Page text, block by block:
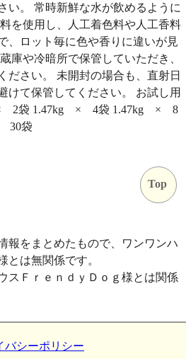
い。 常時新鮮な水が飲めるように
を使用し、人工着色料や人工香料
、ロット毎に色や香りに違いが見
庫や冷暗所で保管していただき、
ださい。 未開封の場合も、直射日
けて保管してください。 お試し用
2袋 1.47kg × 4袋 1.47kg × 8
30袋
Top
報をまとめたもので、ワンワンハ
とは無関係です。
スＦｒｅｎｄｙＤｏｇ様とは関係
バシーポリシー